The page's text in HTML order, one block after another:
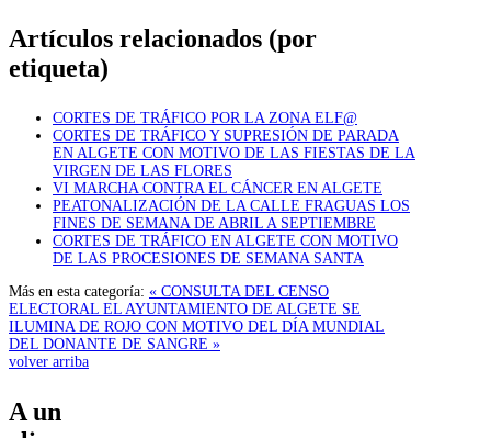
Artículos relacionados (por
etiqueta)
CORTES DE TRÁFICO POR LA ZONA ELF@
CORTES DE TRÁFICO Y SUPRESIÓN DE PARADA
EN ALGETE CON MOTIVO DE LAS FIESTAS DE LA
VIRGEN DE LAS FLORES
VI MARCHA CONTRA EL CÁNCER EN ALGETE
PEATONALIZACIÓN DE LA CALLE FRAGUAS LOS
FINES DE SEMANA DE ABRIL A SEPTIEMBRE
CORTES DE TRÁFICO EN ALGETE CON MOTIVO
DE LAS PROCESIONES DE SEMANA SANTA
Más en esta categoría: « CONSULTA DEL CENSO
ELECTORAL EL AYUNTAMIENTO DE ALGETE SE
ILUMINA DE ROJO CON MOTIVO DEL DÍA MUNDIAL
DEL DONANTE DE SANGRE »
volver arriba
A un